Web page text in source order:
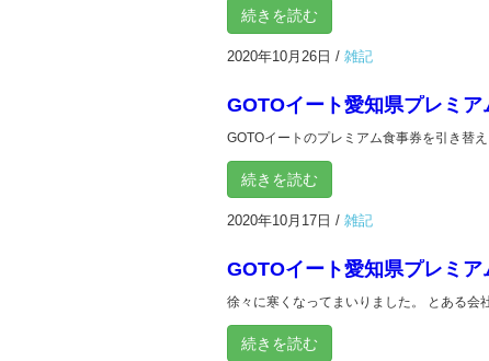
続きを読む
2020年10月26日 / 雑記
GOTOイート愛知県プレミア
GOTOイートのプレミアム食事券を引き替
続きを読む
2020年10月17日 / 雑記
GOTOイート愛知県プレミア
徐々に寒くなってまいりました。 とある会
続きを読む